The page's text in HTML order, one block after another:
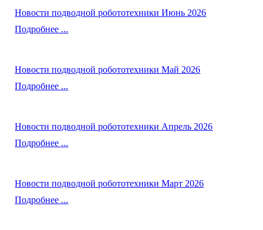
Новости подводной робототехники Июнь 2026
Подробнее ...
Новости подводной робототехники Май 2026
Подробнее ...
Новости подводной робототехники Апрель 2026
Подробнее ...
Новости подводной робототехники Март 2026
Подробнее ...